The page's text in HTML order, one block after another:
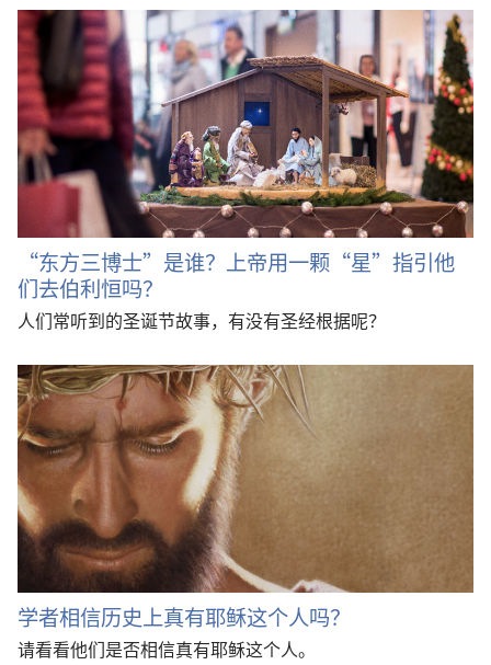
“东方三博士”是谁？上帝用一颗“星”指引他
们去伯利恒吗？
人们常听到的圣诞节故事，有没有圣经根据呢？
学者相信历史上真有耶稣这个人吗？
请看看他们是否相信真有耶稣这个人。